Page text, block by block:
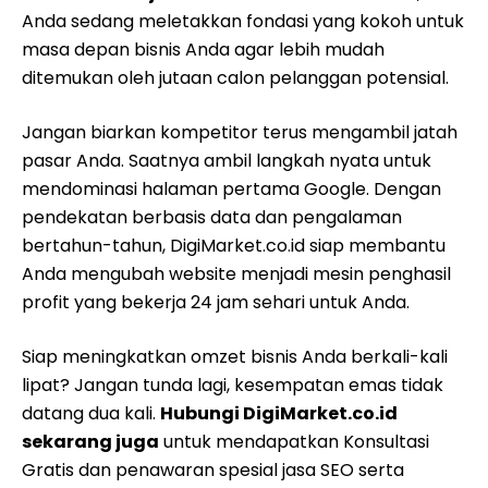
Anda mengubah website menjadi mesin penghasil
profit yang bekerja 24 jam sehari untuk Anda.
Siap meningkatkan omzet bisnis Anda berkali-kali
datang dua kali. Hubungi DigiMarket.co.id
sekarang jugauntuk mendapatkan Konsultasi
Gratis dan penawaran spesial jasa SEO serta
pembuatan website profesional. Klik tombol
WhatsApp di website kami atau isi formulir kontak
untuk memulai perjalanan sukses Anda!
FAQ
Berapa lama waktu yang dibutuhkan
untuk melihat hasil SEO?